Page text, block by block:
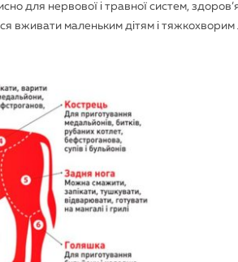
для нервової і травної систем,
вживати маленьким дітям і